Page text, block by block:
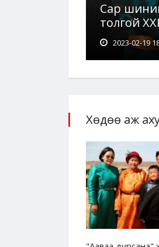
Сар
толгой
2023-02-19
Хөдөө аж